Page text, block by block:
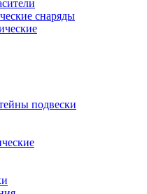
снаряды
подвески